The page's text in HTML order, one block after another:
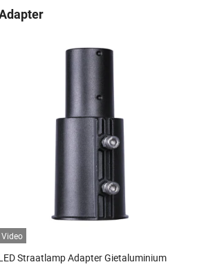
Video
Straatlamp Adapter Gietaluminium